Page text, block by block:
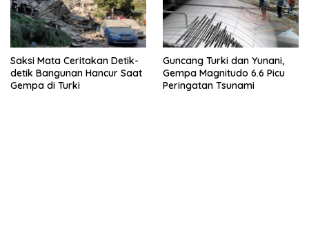
Saksi Mata Ceritakan Detik-
detik Bangunan Hancur Saat
Gempa di Turki
Guncang Turki dan Yunani,
Gempa Magnitudo 6.6 Picu
Peringatan Tsunami